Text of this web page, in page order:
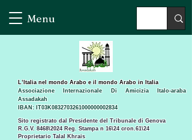
Menu
Sito registrato dal Presidente del Tribunale di Genova
R.G.V. 8468\2024 Reg. Stampa n 16\24 cron.61\24 ​
Proprietario Talal Khrais
L’Italia nel mondo Arabo e il mondo Arabo in Italia
Associazione Internazionale Di Amicizia Italo-araba
Assadakah
IBAN: IT03K0832703261000000002834